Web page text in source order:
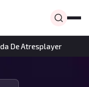
De Atresplayer